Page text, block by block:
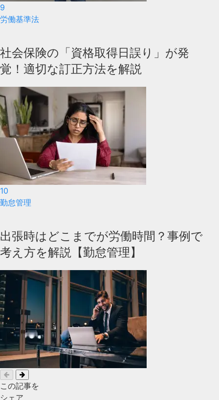
9
労働基準法
社会保険の「資格取得日誤り」が発
覚！適切な訂正方法を解説
10
勤怠管理
出張時はどこまでが労働時間？事例で
考え方を解説【勤怠管理】
この記事を
シェア